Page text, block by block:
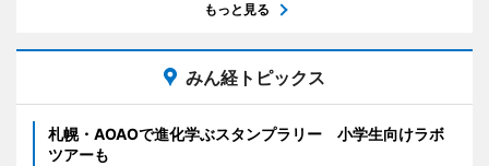
もっと見る
みん経トピックス
札幌・AOAOで進化学ぶスタンプラリー 小学生向けラボ
ツアーも